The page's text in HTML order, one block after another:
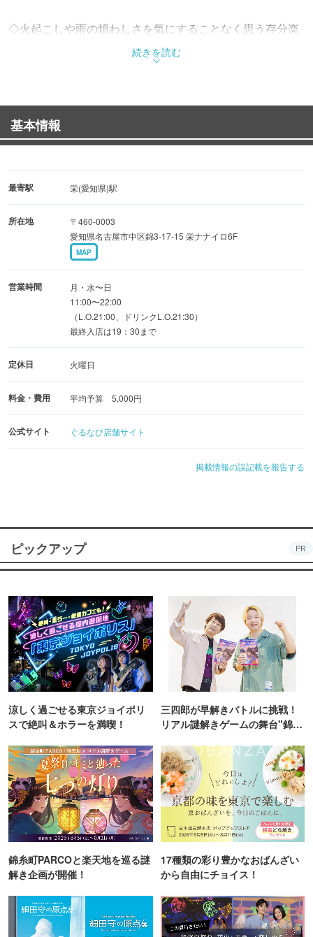
◇火起こしや雨の煩わしさを気にすることなく思う存分楽
粗挽きフランクや三元豚など【カジュアルコース】3,980円
ダードコース】4,980円
◇ソファ席を中心としたゆったりとした空間
に外を感じさせるデザイン◎
◇結婚式の二次会や、団体での貸切など最大74名様までご
続きを読む
基本情報
最寄駅 栄(愛知県)駅
所在地
〒460-0003
愛知県名古屋市中区錦3-17-15 栄ナナイロ6F
MAP
営業時間
月・水〜日
11:00〜22:00
（L.O.21:00、ドリンクL.O.21:30）
最終入店は19：30まで
定休日 火曜日
料金・費用 平均予算 5,000円
公式サイト ぐるなび店舗サイト
掲載情報の誤記載を報告する
ピックアップ PR
涼しく過ごせる東京ジョイポリ
スで絶叫＆ホラーを満喫！
三四郎が早解きバトルに挑戦！
リアル謎解きゲームの舞台"錦糸
錦糸町PARCOと楽天地を巡る謎
解き企画が開催！
17種類の彩り豊かなおばんざい
から自由にチョイス！